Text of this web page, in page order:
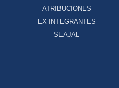
ATRIBUCIONES
EX INTEGRANTES
SEAJAL